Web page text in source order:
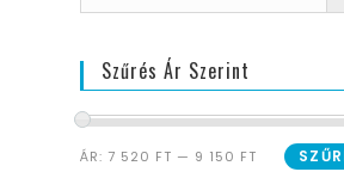
Szűrés Ár Szerint
ÁR: 7 520 FT — 9 150 FT